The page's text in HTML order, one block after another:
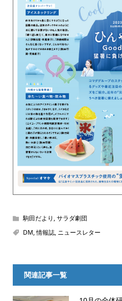
駒田だより ,サラダ劇団
DM,情報誌, ニュースレター
関連記事一覧